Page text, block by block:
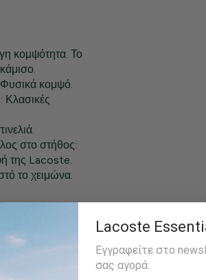
κομψότητα. Το
κομψό.
Κλασικές
στο στήθος:
της Lacoste.
το χειμώνα.
και φοράει το
Lacoste
Εγγραφείτε στο
σας αγορά.